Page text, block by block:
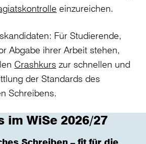
einzureichen.
Für Studierende,
Abgabe ihrer Arbeit stehen,
Crashkurs zur schnellen und
der Standards des
Schreibens.
im WiSe 2026/27